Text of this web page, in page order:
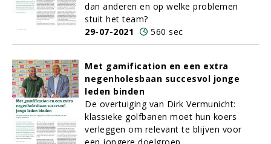
dan anderen en op welke problemen
stuit het team?
29-07-2021
560 sec
Met gamification en een extra
negenholesbaan succesvol jonge
leden binden
De overtuiging van Dirk Vermunicht:
klassieke golfbanen moet hun koers
verleggen om relevant te blijven voor